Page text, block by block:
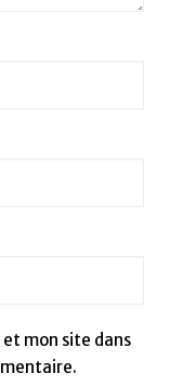
mon site dans